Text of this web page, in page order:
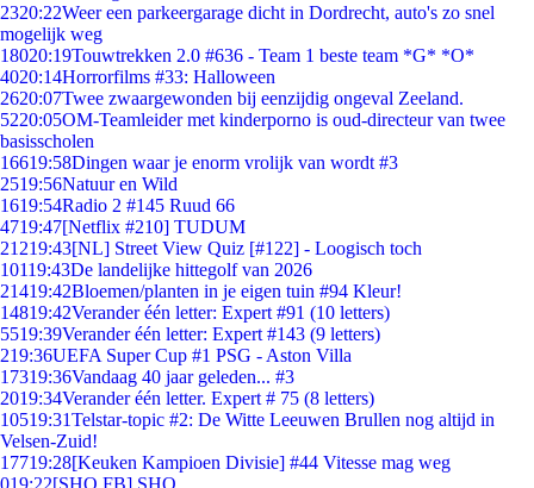
2320:22Weer een parkeergarage dicht in Dordrecht, auto's zo snel
mogelijk weg
18020:19Touwtrekken 2.0 #636 - Team 1 beste team *G* *O*
4020:14Horrorfilms #33: Halloween
2620:07Twee zwaargewonden bij eenzijdig ongeval Zeeland.
5220:05OM-Teamleider met kinderporno is oud-directeur van twee
basisscholen
16619:58Dingen waar je enorm vrolijk van wordt #3
2519:56Natuur en Wild
1619:54Radio 2 #145 Ruud 66
4719:47[Netflix #210] TUDUM
21219:43[NL] Street View Quiz [#122] - Loogisch toch
10119:43De landelijke hittegolf van 2026
21419:42Bloemen/planten in je eigen tuin #94 Kleur!
14819:42Verander één letter: Expert #91 (10 letters)
5519:39Verander één letter: Expert #143 (9 letters)
219:36UEFA Super Cup #1 PSG - Aston Villa
17319:36Vandaag 40 jaar geleden... #3
2019:34Verander één letter. Expert # 75 (8 letters)
10519:31Telstar-topic #2: De Witte Leeuwen Brullen nog altijd in
Velsen-Zuid!
17719:28[Keuken Kampioen Divisie] #44 Vitesse mag weg
019:22[SHO FB] SHO